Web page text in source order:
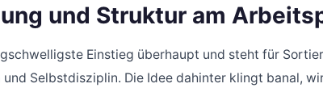
und Struktur am
Einstieg überhaupt und steht für
Selbstdisziplin. Die Idee dahinter klingt banal,